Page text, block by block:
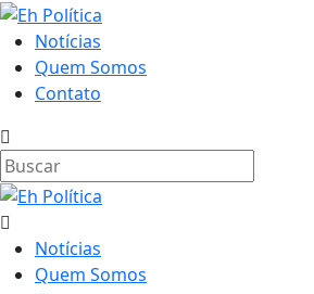
Notícias
Quem Somos
Contato
Notícias
Quem Somos